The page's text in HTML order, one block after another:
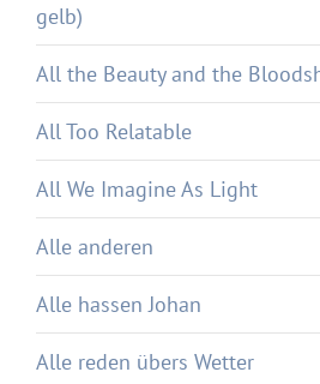
gelb)
All the Beauty and the
All Too Relatable
All We Imagine As Light
Alle anderen
Alle hassen Johan
Alle reden übers Wetter